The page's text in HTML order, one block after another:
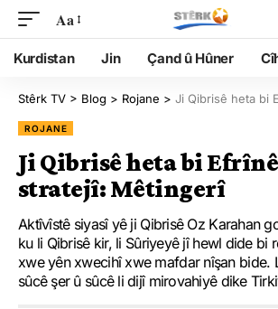
Aa
Kurdistan Jin Çand û Hûner
Stêrk TV > Blog > Rojane > Ji Qibrisê heta bi Efrînê
ROJANE
Ji Qibrisê heta bi
stratejî: Mêtingerî
Aktîvîstê siyasî yê ji Qibrisê Oz Karahan
ku li Qibrisê kir, li Sûriyeyê jî hewl dide bi
xwe yên xwecihî xwe mafdar nîşan bide.
sûcê şer û sûcê li dijî mirovahiyê dike